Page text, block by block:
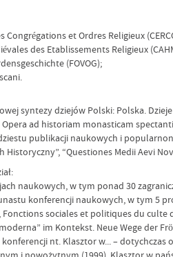
et Ordres Religieux
des Etablissements Religieux
(FOVOG);
syntezy dziejów Polski: Polska.
ad historiam monasticam
publikacji naukowych i
Historyczny”, “Questiones Medii Aevi
naukowych, w tym ponad 30
konferencji naukowych, w tym 5
Fonctions sociales et politiques du
im Kontekst. Neue Wege der
nt. Klasztor w... –